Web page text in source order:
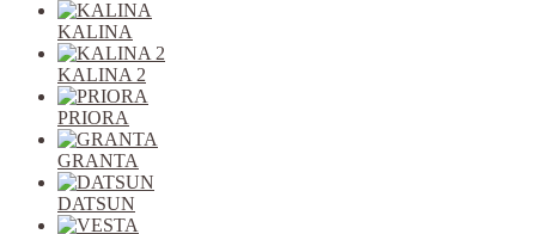
KALINA
KALINA 2
PRIORA
GRANTA
DATSUN